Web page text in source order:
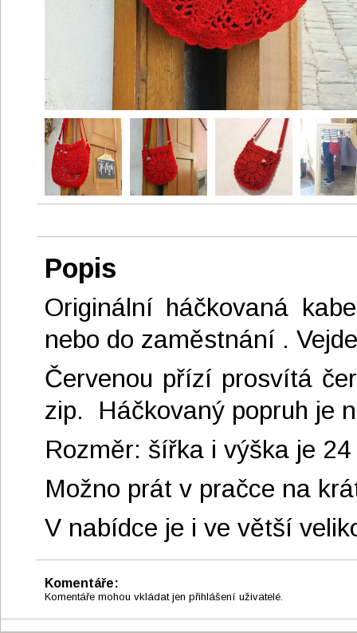
Popis
Originální háčkovaná
nebo do zaměstnání .
Červenou přízí prosvítá
zip. Háčkovaný popruh je
Rozměr: šířka i výška je
Možno prát v pračce na
V nabídce je i ve větší
Komentáře:
Komentáře mohou vkládat jen přihlášení uživatelé.